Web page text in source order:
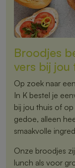
Broodjes
vers bij
Op zoek naar
In K bestel je
bij jou thuis of
gedoe, alleen
smaakvolle
Onze broodjes
lunch als voor